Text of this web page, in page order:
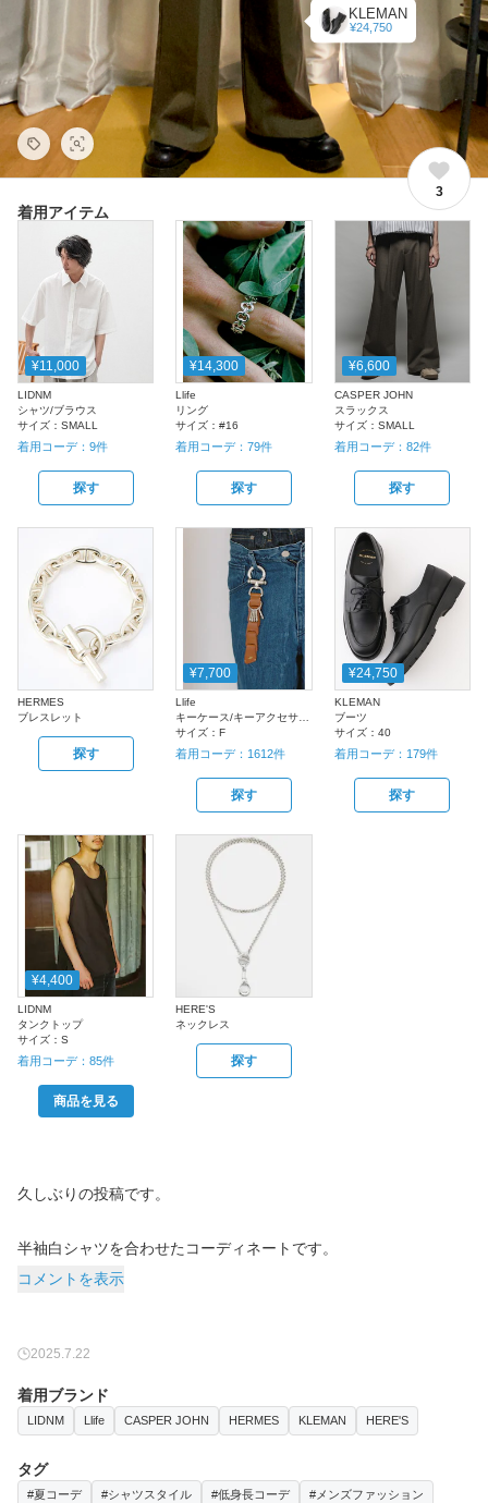
KLEMAN
¥24,750
3
着用アイテム
¥11,000
LIDNM
シャツ/ブラウス
サイズ： SMALL
着用コーデ： 9件
探す
¥14,300
Llife
リング
サイズ：#16
着用コーデ：79件
探す
¥6,600
CASPER JOHN
スラックス
サイズ： SMALL
着用コーデ： 82件
探す
HERMES
ブレスレット
探す
¥7,700
Llife
サイズ：F
着用コーデ： 1612件
探す
¥24,750
KLEMAN
ブーツ
サイズ： 40
着用コーデ： 179件
探す
¥4,400
LIDNM
タンクトップ
サイズ： S
着用コーデ： 85件
商品を見る
HERE'S
ネックレス
探す
久しぶりの投稿です。
半袖白シャツを合わせたコーディネートです。
コメントを表示
2025.7.22
着用ブランド
LIDNM Llife CASPER JOHN HERMES KLEMAN HERE'S
タグ
#夏コーデ #シャツスタイル #低身長コーデ #メンズファッション